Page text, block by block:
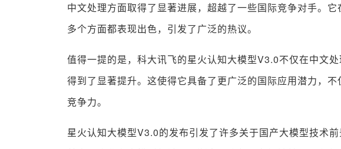
中文处理方面取得了显著进展，超越了一些国际竞争对手。
多个方面都表现出色，引发了广泛的热议。
值得一提的是，科大讯飞的星火认知大模型V3.0不仅在中文
得到了显著提升。这使得它具备了更广泛的国际应用潜力，
竞争力。
星火认知大模型V3.0的发布引发了许多关于国产大模型技术